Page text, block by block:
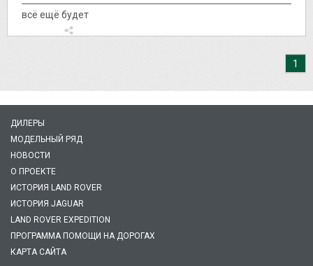
всё ещё будет
1
ДИЛЕРЫ
МОДЕЛЬНЫЙ РЯД
НОВОСТИ
О ПРОЕКТЕ
ИСТОРИЯ LAND ROVER
ИСТОРИЯ JAGUAR
LAND ROVER EXPEDITION
ПРОГРАММА ПОМОЩИ НА ДОРОГАХ
КАРТА САЙТА